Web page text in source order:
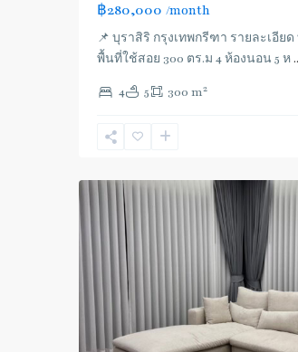
฿280,000 /month
📌 บุราสิริ กรุงเทพกรีฑา รายละเอียด
พื้นที่ใช้สอย 300 ตร.ม 4 ห้องนอน 5 ห
4 5 300 m2